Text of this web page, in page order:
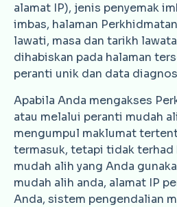
alamat IP), jenis penyemak
imbas, halaman
lawati, masa dan tarikh
dihabiskan pada halaman
peranti unik dan data
Apabila Anda mengakses
atau melalui peranti mudah
mengumpul maklumat
termasuk, tetapi tidak terhad
mudah alih yang Anda
mudah alih anda, alamat IP
Anda, sistem pengendalian